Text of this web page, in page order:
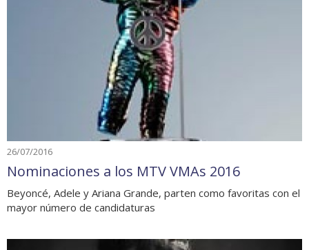
26/07/2016
Nominaciones a los MTV VMAs 2016
Beyoncé, Adele y Ariana Grande, parten como favoritas con el
mayor número de candidaturas